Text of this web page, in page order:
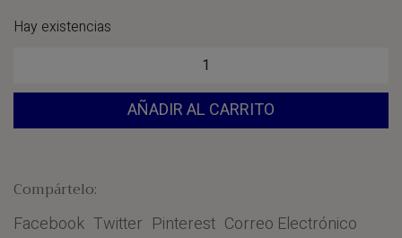
Hay existencias
«Ondas»
AÑADIR AL CARRITO
Compártelo:
Facebook Twitter Pinterest Correo Electrónico